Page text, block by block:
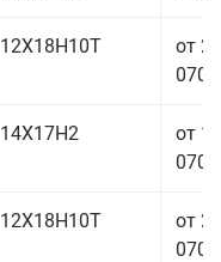
12Х18Н10Т
от
14Х17Н2
от
12Х18Н10Т
от